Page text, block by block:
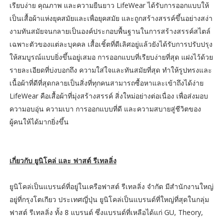
เรียบง่าย คุณภาพ และความยืนยาว LifeWear ได้รับการออกแบบให้
เป็นเสื้อผ้าแห่งยุคสมัยและเพื่อยุคสมัย และถูกสร้างสรรค์ขึ้นอย่างสง่า
งามทันสมัยจนกลายเป็นองค์ประกอบพื้นฐานในการสร้างสรรค์สไตล์
เฉพาะตัวของแต่ละบุคคล เสื้อเชิ้ตที่ดีเลิศอยู่แล้วยังได้รับการปรับปรุง
ให้สมบูรณ์แบบยิ่งขึ้นอยู่เสมอ การออกแบบที่เรียบง่ายที่สุด แฝงไว้ด้วย
รายละเอียดที่บ่งบอกถึง ความใส่ใจและทันสมัยที่สุด ทำให้รูปทรงและ
เนื้อผ้าที่ดีที่สุดกลายเป็นสิ่งที่ทุกคนสามารถซื้อหาและเข้าถึงได้ง่าย
LifeWear คือเสื้อผ้าที่มุ่งสร้างสรรค์ สิ่งใหม่อย่างต่อเนื่อง เพื่อส่งมอบ
ความอบอุ่น ความเบา การออกแบบที่ดี และความสบายสู่ชีวิตของ
ผู้คนให้ได้มากยิ่งขึ้น
เกี่ยวกับ ยูนิโคล่ และ ฟาสต์ รีเทลลิ่ง
ยูนิโคล่เป็นแบรนด์ที่อยู่ในเครือฟาสต์ รีเทลลิ่ง จำกัด มีสำนักงานใหญ่
อยู่ที่กรุงโตเกียว ประเทศญี่ปุ่น ยูนิโคล่เป็นแบรนด์ที่ใหญ่ที่สุดในกลุ่ม
ฟาสต์ รีเทลลิ่ง ทั้ง 8 แบรนด์ ซึ่งแบรนด์ที่เหลือได้แก่ GU, Theory,